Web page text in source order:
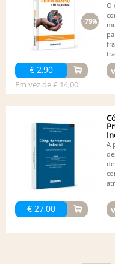
€ 2,90
Em vez de € 14,00
-79%
O
€ 27,00
A